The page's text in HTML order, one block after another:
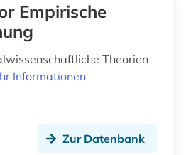
Empirische
Theorien
Informationen
Zur Datenbank